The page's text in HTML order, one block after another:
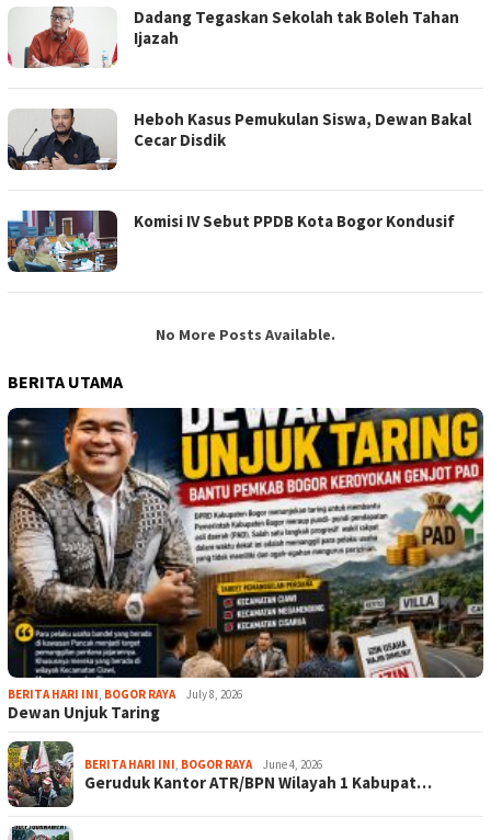
Dadang Tegaskan Sekolah tak Boleh Tahan
Ijazah
Heboh Kasus Pemukulan Siswa, Dewan Bakal
Cecar Disdik
Komisi IV Sebut PPDB Kota Bogor Kondusif
No More Posts Available.
BERITA UTAMA
BERITA HARI INI, BOGOR RAYA July 8, 2026
Dewan Unjuk Taring
BERITA HARI INI, BOGOR RAYA June 4, 2026
Geruduk Kantor ATR/BPN Wilayah 1 Kabupat…